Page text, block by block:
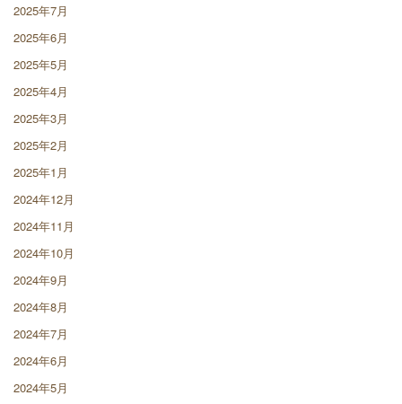
2025年7月
2025年6月
2025年5月
2025年4月
2025年3月
2025年2月
2025年1月
2024年12月
2024年11月
2024年10月
2024年9月
2024年8月
2024年7月
2024年6月
2024年5月